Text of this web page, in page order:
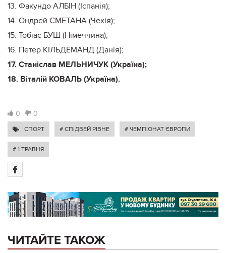
13. Факундо АЛБІН (Іспанія);
14. Ондрей СМЕТАНА (Чехія);
15. Тобіас БУШ (Німеччина);
16. Петер КІЛЬДЕМАНД (Данія);
17. Станіслав МЕЛЬНИЧУК (Україна);
18. Віталій КОВАЛЬ (Україна).
0 0
СПОРТ # СПІДВЕЙ РІВНЕ # ЧЕМПІОНАТ ЄВРОПИ
# 1 ТРАВНЯ
ЧИТАЙТЕ ТАКОЖ